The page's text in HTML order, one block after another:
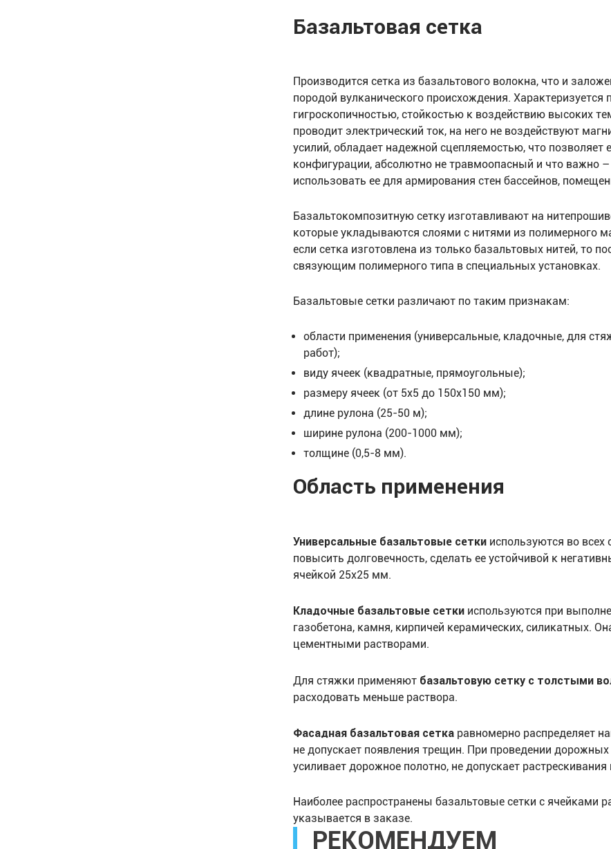
Базальтовая сетка
Производится сетка из базальтового волокна, что и
породой вулканического происхождения. Характеризуется
гигроскопичностью, стойкостью к воздействию высоких
проводит электрический ток, на него не воздействуют
усилий, обладает надежной сцепляемостью, что позволяет
конфигурации, абсолютно не травмоопасный и что важно –
использовать ее для армирования стен бассейнов,
Базальтокомпозитную сетку изготавливают на
которые укладываются слоями с нитями из полимерного
если сетка изготовлена из только базальтовых нитей, то
связующим полимерного типа в специальных установках.
Базальтовые сетки различают по таким признакам:
области применения (универсальные, кладочные, для
работ);
виду ячеек (квадратные, прямоугольные);
размеру ячеек (от 5х5 до 150х150 мм);
длине рулона (25-50 м);
ширине рулона (200-1000 мм);
толщине (0,5-8 мм).
Область применения
Универсальные базальтовые сетки используются во всех
повысить долговечность, сделать ее устойчивой к
ячейкой 25х25 мм.
Кладочные базальтовые сетки используются при
газобетона, камня, кирпичей керамических, силикатных.
цементными растворами.
Для стяжки применяют базальтовую сетку с толстыми
расходовать меньше раствора.
Фасадная базальтовая сетка равномерно распределяет
не допускает появления трещин. При проведении
усиливает дорожное полотно, не допускает растрескивания
Наиболее распространены базальтовые сетки с ячейками
указывается в заказе.
РЕКОМЕНДУЕМ